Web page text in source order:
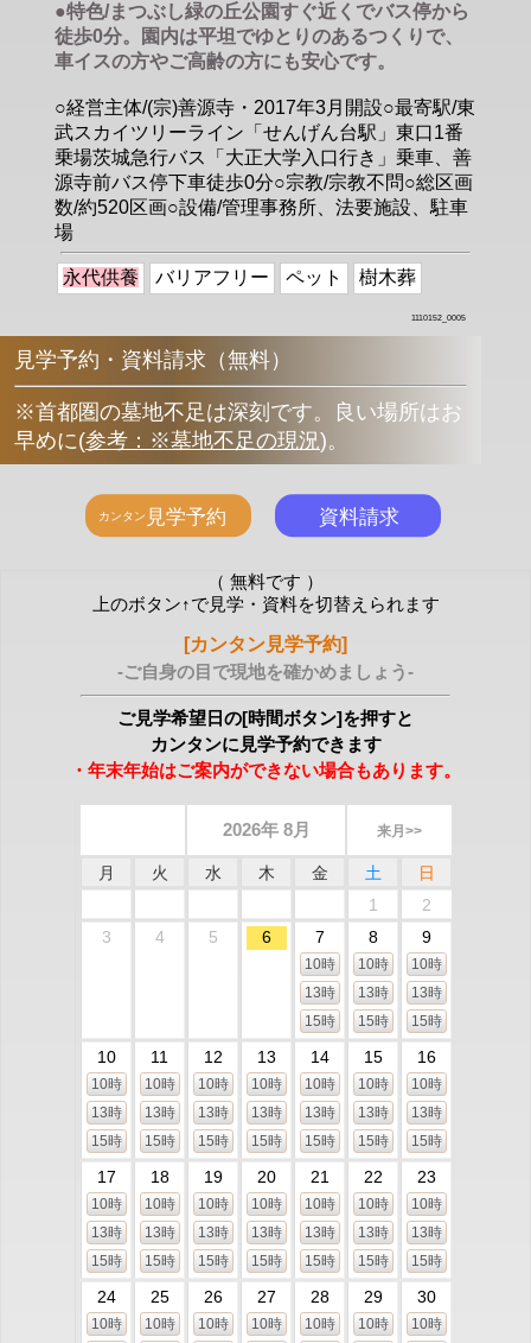
●特色/まつぶし緑の丘公園すぐ近くでバス停から
徒歩0分。園内は平坦でゆとりのあるつくりで、
車イスの方やご高齢の方にも安心です。
○経営主体/(宗)善源寺・2017年3月開設○最寄駅/東
武スカイツリーライン「せんげん台駅」東口1番
乗場茨城急行バス「大正大学入口行き」乗車、善
源寺前バス停下車徒歩0分○宗教/宗教不問○総区画
数/約520区画○設備/管理事務所、法要施設、駐車
場
永代供養 バリアフリー ペット 樹木葬
1110152_0005
見学予約・資料請求（無料）
※首都圏の墓地不足は深刻です。良い場所はお
早めに(参考：※墓地不足の現況)。
（ 無料です ）
上のボタン↑で見学・資料を切替えられます
[カンタン見学予約]
-ご自身の目で現地を確かめましょう-
ご見学希望日の[時間ボタン]を押すと
カンタンに見学予約できます
・年末年始はご案内ができない場合もあります。
2026年 8月 来月>>
月 火 水 木 金 土
日
1
2
3
4 5 6 7
10時
13時
15時
8
10時
13時
15時
9
10時
13時
15時
10
10時
13時
15時
11
10時
13時
15時
12
10時
13時
15時
13
10時
13時
15時
14
10時
13時
15時
15
10時
13時
15時
16
10時
13時
15時
17
10時
13時
15時
18
10時
13時
15時
19
10時
13時
15時
20
10時
13時
15時
21
10時
13時
15時
22
10時
13時
15時
23
10時
13時
15時
24
10時
25
10時
26
10時
27
10時
28
10時
29
10時
30
10時